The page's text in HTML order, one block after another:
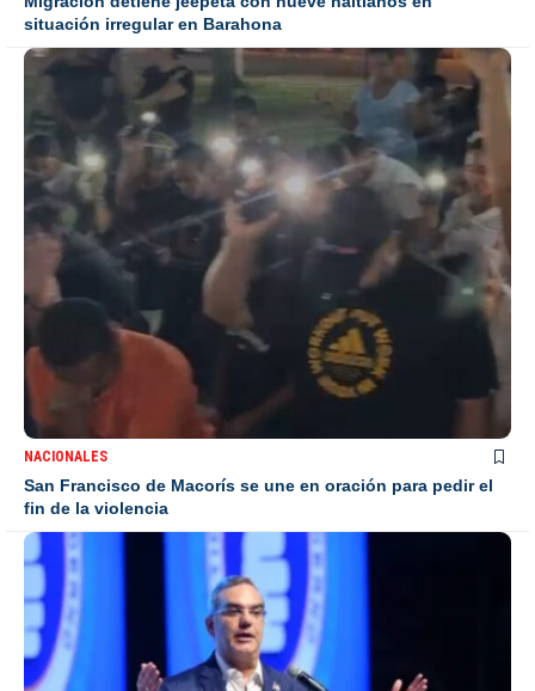
situación irregular en Barahona
NACIONALES
San Francisco de Macorís se une en oración para pedir el
fin de la violencia